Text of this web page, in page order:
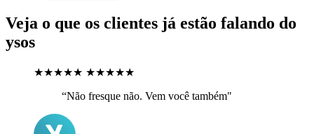
Veja o que os clientes já estão falando do
ysos
★★★★★ ★★★★★
“Não fresque não. Vem você também"